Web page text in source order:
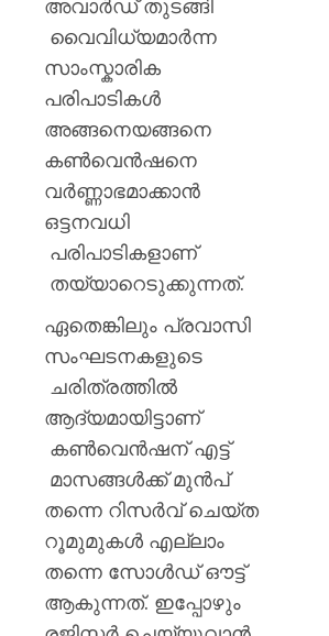
അവാർഡ് തുടങ്ങി
വൈവിധ്യമാർന്ന
സാംസ്കാരിക
പരിപാടികൾ
അങ്ങനെയങ്ങനെ
കൺവെൻഷനെ
വർണ്ണാഭമാക്കാൻ
ഒട്ടനവധി
പരിപാടികളാണ്
തയ്യാറെടുക്കുന്നത്.
ഏതെങ്കിലും പ്രവാസി
സംഘടനകളുടെ
ചരിത്രത്തിൽ
ആദ്യമായിട്ടാണ്
കൺവെൻഷന് എട്ട്
മാസങ്ങൾക്ക് മുൻപ്
തന്നെ റിസർവ് ചെയ്ത
റൂമുമുകൾ എല്ലാം
തന്നെ സോൾഡ് ഔട്ട്
ആകുന്നത്. ഇപ്പോഴും